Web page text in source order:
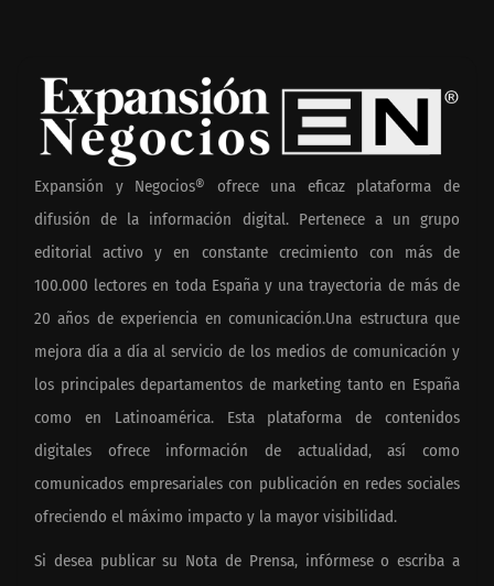
Expansión y Negocios® ofrece una eficaz plataforma de
difusión de la información digital. Pertenece a un grupo
editorial activo y en constante crecimiento con más de
100.000 lectores en toda España y una trayectoria de más de
20 años de experiencia en comunicación.Una estructura que
mejora día a día al servicio de los medios de comunicación y
los principales departamentos de marketing tanto en España
como en Latinoamérica. Esta plataforma de contenidos
digitales ofrece información de actualidad, así como
comunicados empresariales con publicación en redes sociales
ofreciendo el máximo impacto y la mayor visibilidad.
Si desea publicar su Nota de Prensa, infórmese o escriba a